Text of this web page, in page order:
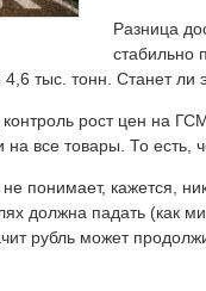
Разница
стабильно
тыс. тонн. Станет
рост цен на
на все товары. То
не понимает, кажется,
должна падать (как
рубль может